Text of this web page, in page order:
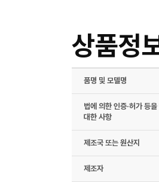
상품정
품명 및 모델명
법에 의한 인증·허가 등
대한 사항
제조국 또는 원산지
제조자